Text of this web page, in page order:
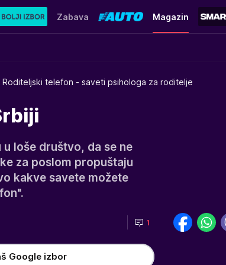
Zabava Magazin
Roditeljski telefon - saveti psihologa za roditelje
loše društvo, da se ne
za poslom propuštaju
kakve savete možete
1
Google izbor